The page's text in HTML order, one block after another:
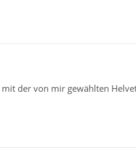
der von mir gewählten